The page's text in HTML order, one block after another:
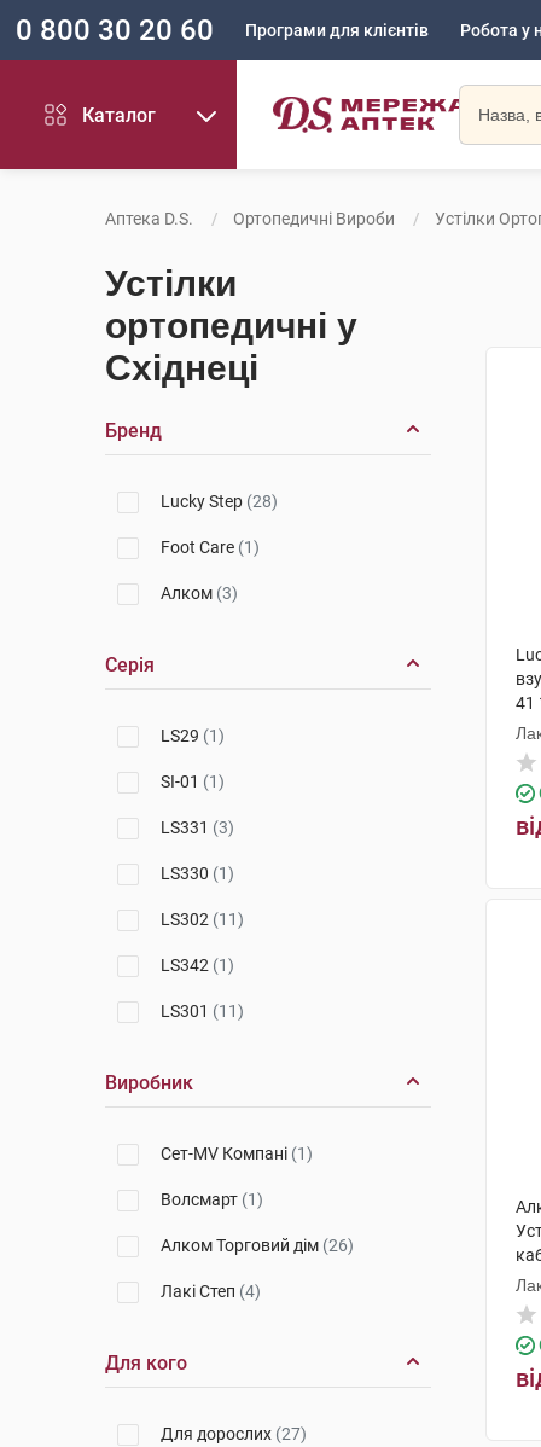
0 800 30 20 60 Програми для клієнтів Робота у
Каталог
Аптека D.S. Ортопедичні Вироби Устілки
Устілки
ортопедичні у
Східнеці
Бренд
Lucky Step (28)
Foot Care (1)
Алком (3)
Серія
LS29 (1)
SI-01 (1)
LS331 (3)
LS330 (1)
LS302 (11)
LS342 (1)
LS301 (11)
Виробник
Сет-MV Компані (1)
Волсмарт (1)
Алком Торговий дім (26)
Лакі Степ (4)
Для кого
Для дорослих (27)
41